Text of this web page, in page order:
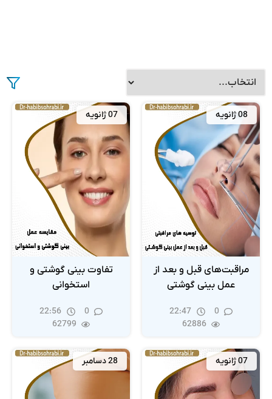
08 ژانویه
مراقبت‌های قبل و بعد از
عمل بینی گوشتی
0
22:47
62886
07 ژانویه
تفاوت بینی گوشتی و
استخوانی
0
22:56
62799
07 ژانویه 28 دسامبر